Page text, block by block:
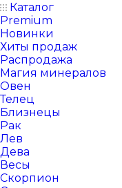
Каталог
Premium
Новинки
Хиты продаж
Распродажа
Магия минералов
Овен
Телец
Близнецы
Рак
Лев
Дева
Весы
Скорпион